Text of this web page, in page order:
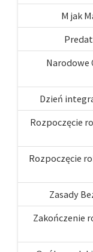
M jak
Dzień
Rozpoczęcie
Rozpoczęcie
Zasady
Zakończenie